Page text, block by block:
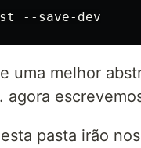
uma melhor
pasta irão